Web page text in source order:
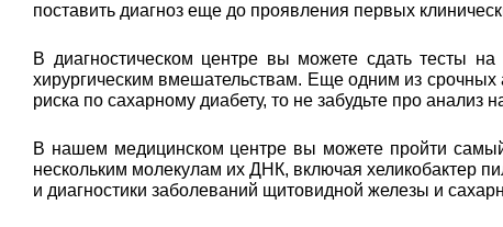
поставить диагноз еще до проявления первых
В диагностическом центре вы можете сдать тесты
хирургическим вмешательствам. Еще одним из
риска по сахарному диабету, то не забудьте про
В нашем медицинском центре вы можете пройти
нескольким молекулам их ДНК, включая хеликобактер
и диагностики заболеваний щитовидной железы и